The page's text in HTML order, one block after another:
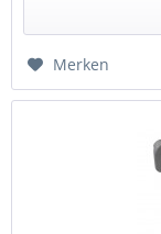
Merken